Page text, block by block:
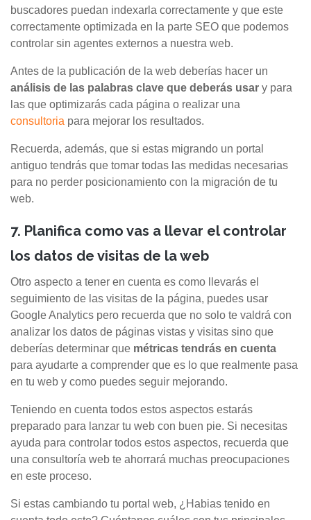
buscadores puedan indexarla correctamente y que este
correctamente optimizada en la parte SEO que podemos
controlar sin agentes externos a nuestra web.
Antes de la publicación de la web deberías hacer un
análisis de las palabras clave que deberás usar y para
las que optimizarás cada página o realizar una
consultoria para mejorar los resultados.
Recuerda, además, que si estas migrando un portal
antiguo tendrás que tomar todas las medidas necesarias
para no perder posicionamiento con la migración de tu
web.
7. Planifica como vas a llevar el controlar
los datos de visitas de la web
Otro aspecto a tener en cuenta es como llevarás el
seguimiento de las visitas de la página, puedes usar
Google Analytics pero recuerda que no solo te valdrá con
analizar los datos de páginas vistas y visitas sino que
deberías determinar que métricas tendrás en cuenta
para ayudarte a comprender que es lo que realmente pasa
en tu web y como puedes seguir mejorando.
Teniendo en cuenta todos estos aspectos estarás
preparado para lanzar tu web con buen pie. Si necesitas
ayuda para controlar todos estos aspectos, recuerda que
una consultoría web te ahorrará muchas preocupaciones
en este proceso.
Si estas cambiando tu portal web, ¿Habias tenido en